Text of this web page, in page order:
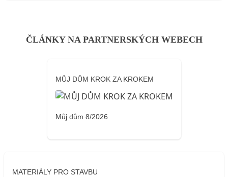
ČLÁNKY NA PARTNERSKÝCH WEBECH
MŮJ DŮM KROK ZA KROKEM
Můj dům 8/2026
MATERIÁLY PRO STAVBU